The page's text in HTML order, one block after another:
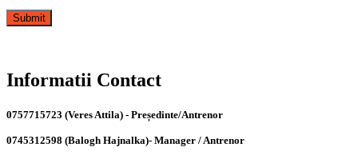
Informatii Contact
0757715723 (Veres Attila) - Președinte/Antrenor
0745312598 (Balogh Hajnalka)- Manager / Antrenor